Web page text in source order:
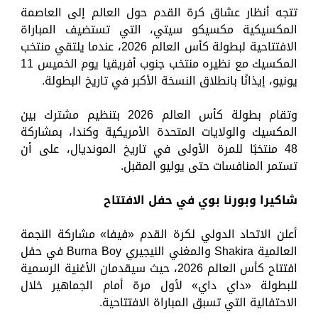
تتجه أنظار عشاق كرة القدم حول العالم إلى العاصمة
المكسيكية مكسيكو سيتي، التي تستضيف المباراة
الافتتاحية لبطولة كأس العالم 2026، عندما يلتقي منتخب
المكسيك مع نظيره منتخب جنوب أفريقيا يوم الخميس 11
يونيو، إيذانًا بانطلاق النسخة الأكبر في تاريخ البطولة.
وتقام بطولة كأس العالم 2026 بتنظيم مشترك بين
المكسيك والولايات المتحدة الأمريكية وكندا، بمشاركة
48 منتخبًا للمرة الأولى في تاريخ المونديال، على أن
تستمر المنافسات حتى يوليو المقبل.
شاكيرا وبورنا بوي في حفل الافتتاح
أعلن الاتحاد الدولي لكرة القدم «فيفا» مشاركة النجمة
العالمية Shakira والمغني النيجيري Burna Boy في حفل
افتتاح كأس العالم 2026، حيث سيقدمان الأغنية الرسمية
للبطولة «داي داي» لأول مرة أمام الجماهير خلال
الاحتفالية التي تسبق المباراة الافتتاحية.